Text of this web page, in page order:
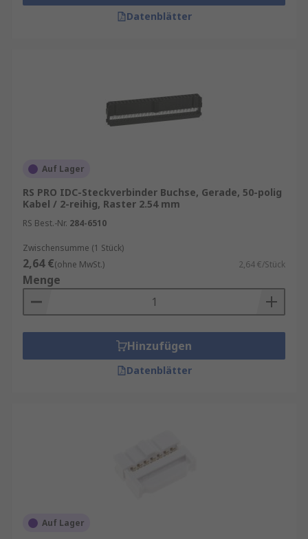
Datenblätter
Auf Lager
RS PRO IDC-Steckverbinder Buchse, Gerade, 50-polig
Kabel / 2-reihig, Raster 2.54 mm
RS Best.-Nr. 284-6510
Zwischensumme (1 Stück)
2,64 €(ohne MwSt.) 2,64 €/Stück
Menge
Hinzufügen
Datenblätter
Auf Lager